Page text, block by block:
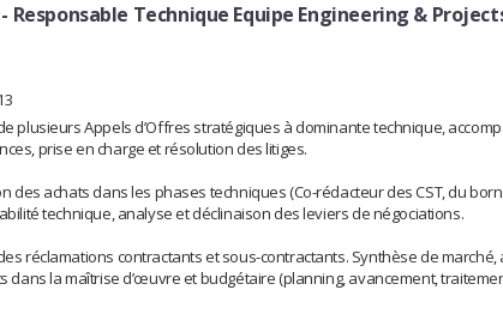
Responsable Technique Equipe Engineering & Projects
plusieurs Appels d’Offres stratégiques à dominante technique,
prise en charge et résolution des litiges.
des achats dans les phases techniques (Co-rédacteur des CST, du
technique, analyse et déclinaison des leviers de négociations.
réclamations contractants et sous-contractants. Synthèse de
dans la maîtrise d’œuvre et budgétaire (planning, avancement,